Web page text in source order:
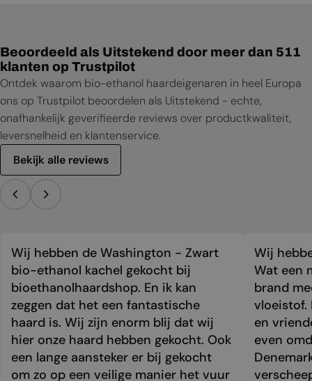
Beoordeeld als Uitstekend door meer dan 511
klanten op Trustpilot
Ontdek waarom bio-ethanol haardeigenaren in heel Europa
ons op Trustpilot beoordelen als Uitstekend - echte,
onafhankelijk geverifieerde reviews over productkwaliteit,
leversnelheid en klantenservice.
Bekijk alle reviews
Wij hebben de Washington - Zwart
bio-ethanol kachel gekocht bij
bioethanolhaardshop. En ik kan
zeggen dat het een fantastische
haard is. Wij zijn enorm blij dat wij
hier onze haard hebben gekocht. Ook
een lange aansteker er bij gekocht
om zo op een veilige manier het vuur
Wij
Wat een
brand
vloeistof.
en
even